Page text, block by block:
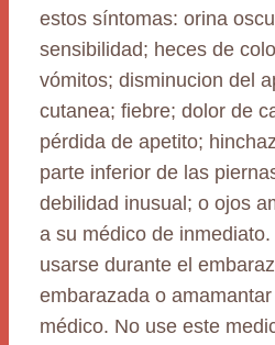
estos síntomas: orina
sensibilidad; heces de
vómitos; disminucion del
cutanea; fiebre; dolor de
pérdida de apetito;
parte inferior de las
debilidad inusual; o ojos
a su médico de
usarse durante el
embarazada o
médico. No use este